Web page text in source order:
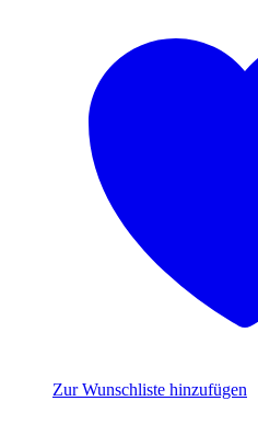
Zur Wunschliste hinzufügen